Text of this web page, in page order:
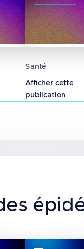
Santé
Afficher cette
publication